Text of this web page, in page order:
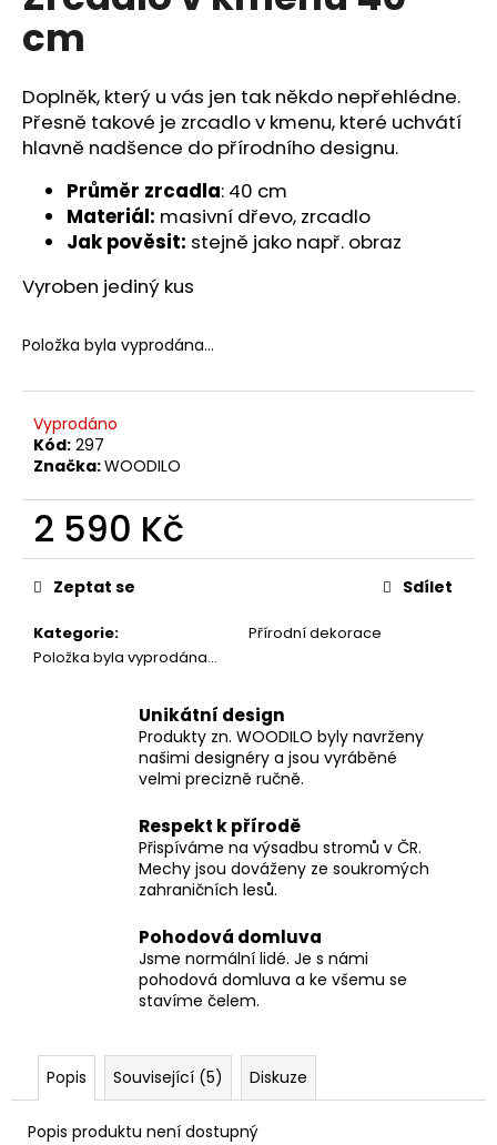
z
hvězdiček.
cm
Doplněk, který u vás jen tak někdo nepřehlédne.
Přesně takové je zrcadlo v kmenu, které uchvátí
hlavně nadšence do přírodního designu.
Průměr zrcadla: 40 cm
Materiál: masivní dřevo, zrcadlo
Jak pověsit: stejně jako např. obraz
Vyroben jediný kus
Položka byla vyprodána…
Vyprodáno
Kód: 297
Značka:WOODILO
2 590 Kč
Měrná
cena:
Kategorie:
Přírodní dekorace
Položka byla vyprodána…
Zeptat se Sdílet
Unikátní design
Produkty zn. WOODILO byly navrženy
našimi designéry a jsou vyráběné
velmi precizně ručně.
Respekt k přírodě
Přispíváme na výsadbu stromů v ČR.
Mechy jsou dováženy ze soukromých
zahraničních lesů.
Pohodová domluva
Jsme normální lidé. Je s námi
pohodová domluva a ke všemu se
stavíme čelem.
Popis Související (5) Diskuze
Popis produktu není dostupný
a
j
í
t
?
HLEDAT
D
o
u
č
u
e
m
e